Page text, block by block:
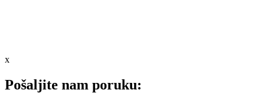
x
Pošaljite nam poruku: